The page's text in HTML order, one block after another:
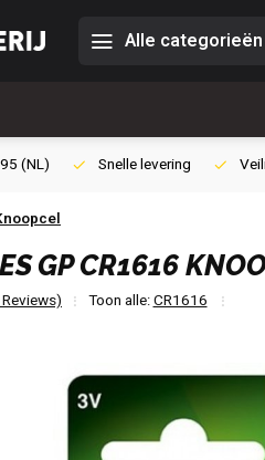
Alle categorieën
(NL) Snelle levering
GP CR1616
Toon alle:CR1616